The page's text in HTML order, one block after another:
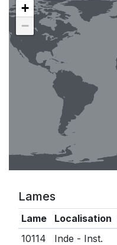
+
−
Lames
Lame Localisation
10114
Inde - Inst.